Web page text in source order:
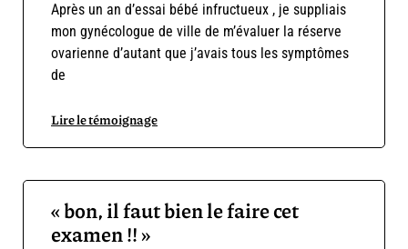
Après un an d’essai bébé infructueux , je suppliais
mon gynécologue de ville de m’évaluer la réserve
ovarienne d’autant que j’avais tous les symptômes
de
Lire le témoignage
« bon, il faut bien le faire cet
examen !! »